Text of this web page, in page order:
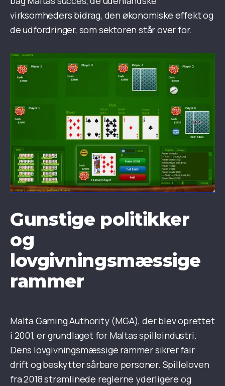
virksomheders bidrag, den økonomiske effekt og
de udfordringer, som sektoren står over for.
Gunstige politikker
og
lovgivningsmæssige
rammer
Malta Gaming Authority (MGA), der blev oprettet
i 2001, er grundlaget for Maltas spilleindustri.
Dens lovgivningsmæssige rammer sikrer fair
drift og beskytter sårbare personer. Spilleloven
fra 2018 strømlinede reglerne yderligere og